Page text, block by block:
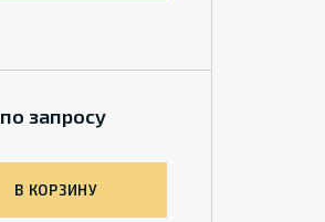
по запросу
В КОРЗИНУ